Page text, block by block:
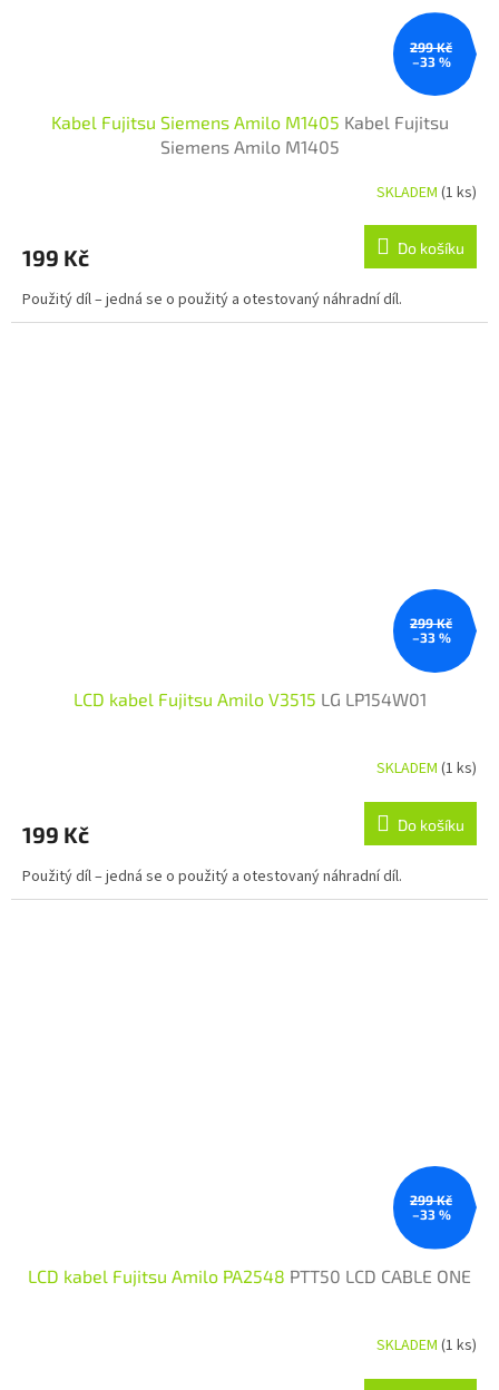
299 Kč
–33 %
Kabel Fujitsu Siemens Amilo M1405 Kabel Fujitsu
Siemens Amilo M1405
SKLADEM (1 ks)
199 Kč Do košíku
Použitý díl – jedná se o použitý a otestovaný náhradní díl.
299 Kč
–33 %
LCD kabel Fujitsu Amilo V3515 LG LP154W01
SKLADEM (1 ks)
199 Kč Do košíku
Použitý díl – jedná se o použitý a otestovaný náhradní díl.
299 Kč
–33 %
LCD kabel Fujitsu Amilo PA2548 PTT50 LCD CABLE ONE
SKLADEM (1 ks)